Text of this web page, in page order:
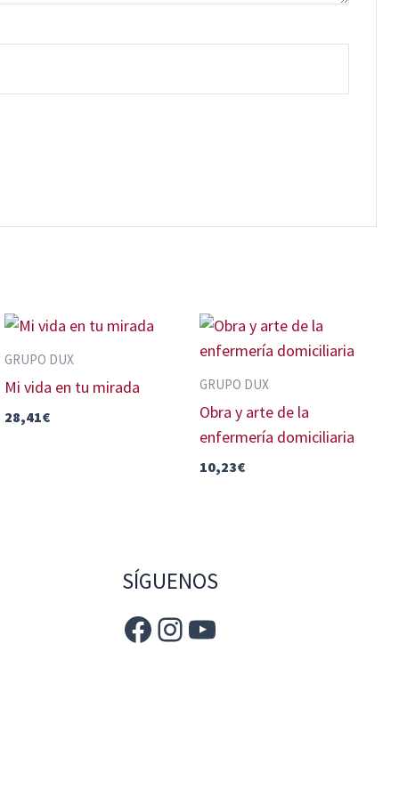
GRUPO DUX
Mi vida en tu mirada
28,41€
GRUPO DUX
Obra y arte de la
enfermería domiciliaria
10,23€
SÍGUENOS